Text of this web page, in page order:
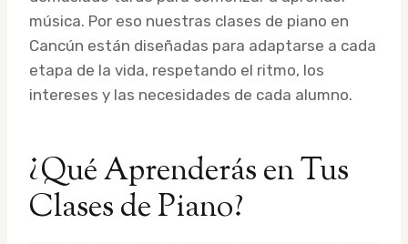
música. Por eso nuestras clases de piano en
Cancún están diseñadas para adaptarse a cada
etapa de la vida, respetando el ritmo, los
intereses y las necesidades de cada alumno.
¿Qué Aprenderás en Tus
Clases de Piano?